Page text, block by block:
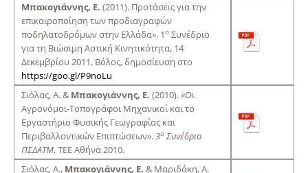
Μπακογιάννης, Ε. (2011). Προτάσεις για την
επικαιροποίηση των προδιαγραφών
ποδηλατοδρόμων στην Ελλάδα». 1ο Συνέδριο
για τη Βιώσιμη Αστική Κινητικότητα, 14
Δεκεμβρίου 2011, Βόλος, δημοσίευση στο
https://goo.gl/P9noLu
Σιόλας, Α. & Μπακογιάννης, Ε. (2010). «Οι
Αγρονόμοι-Τοπογράφοι Μηχανικοί και το
Εργαστήριο Φυσικής Γεωγραφίας και
Περιβαλλοντικών Επιπτώσεων».3ο Συνέδριο
ΠΣΔΑΤΜ, ΤΕΕ Αθήνα 2010.
Σιόλας, Α., Μπακογιάννης, Ε. & Μαριδάκη, Α.